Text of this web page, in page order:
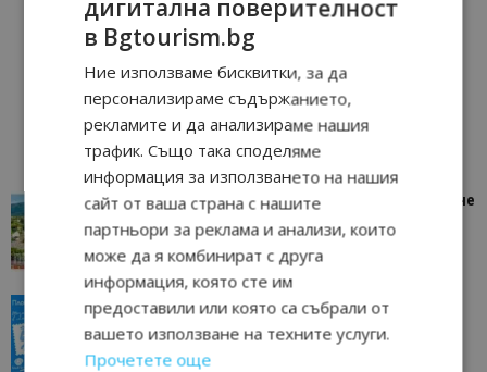
“Пощенска картичка от…”: Петрич – Изживяване
11/07/2026 11:22
“Пощенска картичка от…”: Пловдив, градът на
23/06/2026 10:00
дигитална поверителност
в Bgtourism.bg
Ние използваме бисквитки, за да
персонализираме съдържанието,
рекламите и да анализираме нашия
трафик. Също така споделяме
информация за използването на нашия
сайт от ваша страна с нашите
партньори за реклама и анализи, които
може да я комбинират с друга
информация, която сте им
предоставили или която са събрали от
вашето използване на техните услуги.
Прочетете още